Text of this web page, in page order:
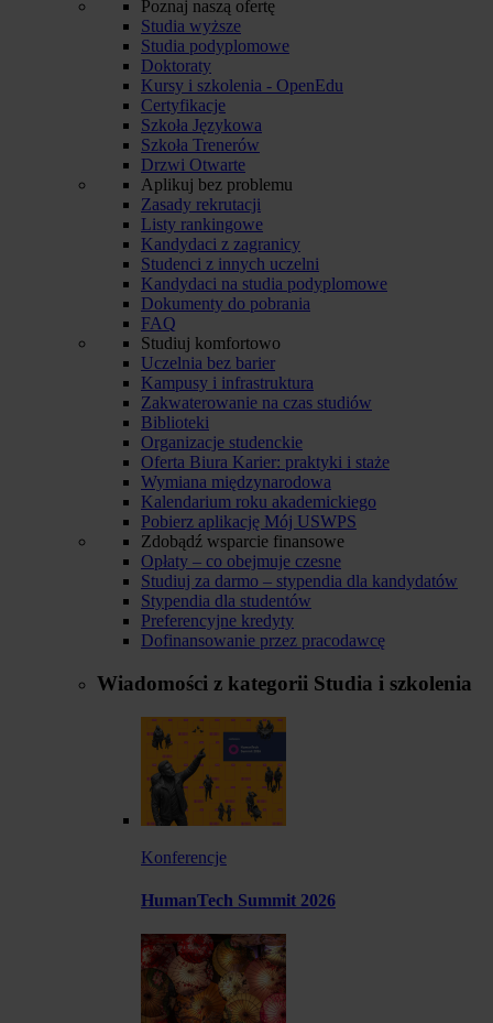
Poznaj naszą ofertę
Studia wyższe
Studia podyplomowe
Doktoraty
Kursy i szkolenia - OpenEdu
Certyfikacje
Szkoła Językowa
Szkoła Trenerów
Drzwi Otwarte
Aplikuj bez problemu
Zasady rekrutacji
Listy rankingowe
Kandydaci z zagranicy
Studenci z innych uczelni
Kandydaci na studia podyplomowe
Dokumenty do pobrania
FAQ
Studiuj komfortowo
Uczelnia bez barier
Kampusy i infrastruktura
Zakwaterowanie na czas studiów
Biblioteki
Organizacje studenckie
Oferta Biura Karier: praktyki i staże
Wymiana międzynarodowa
Kalendarium roku akademickiego
Pobierz aplikację Mój USWPS
Zdobądź wsparcie finansowe
Opłaty – co obejmuje czesne
Studiuj za darmo – stypendia dla kandydatów
Stypendia dla studentów
Preferencyjne kredyty
Dofinansowanie przez pracodawcę
Wiadomości z kategorii Studia i szkolenia
Konferencje
HumanTech Summit 2026